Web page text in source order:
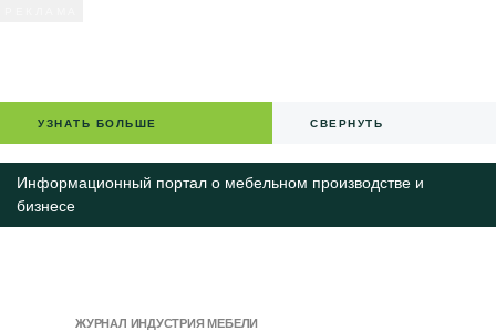
УЗНАТЬ БОЛЬШЕ СВЕРНУТЬ
Информационный портал о мебельном производстве и
бизнесе
ЖУРНАЛ ИНДУСТРИЯ МЕБЕЛИ